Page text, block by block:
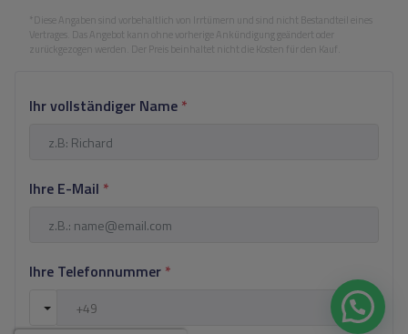
*Diese Angaben sind vorbehaltlich von Irrtümern und sind nicht Bestandteil eines
Vertrages. Das Angebot kann ohne vorherige Ankündigung geändert oder
zurückgezogen werden. Der Preis beinhaltet nicht die Kosten für den Kauf.
Ihr vollständiger Name *
Ihre E-Mail *
Ihre Telefonnummer *